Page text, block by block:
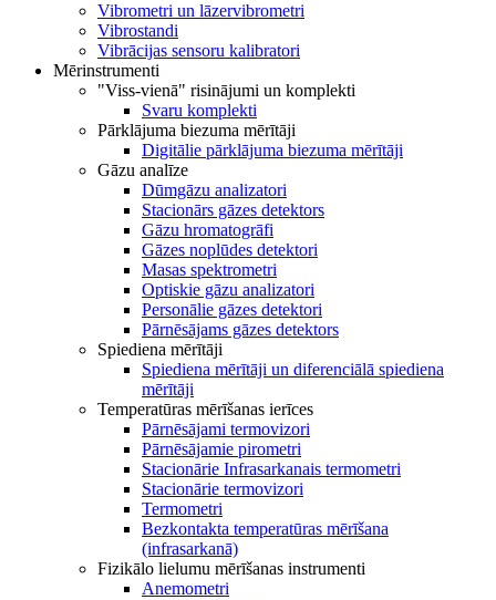
Vibrometri un lāzervibrometri
Vibrostandi
Vibrācijas sensoru kalibratori
Mērinstrumenti
"Viss-vienā" risinājumi un komplekti
Svaru komplekti
Pārklājuma biezuma mērītāji
Digitālie pārklājuma biezuma mērītāji
Gāzu analīze
Dūmgāzu analizatori
Stacionārs gāzes detektors
Gāzu hromatogrāfi
Gāzes noplūdes detektori
Masas spektrometri
Optiskie gāzu analizatori
Personālie gāzes detektori
Pārnēsājams gāzes detektors
Spiediena mērītāji
Spiediena mērītāji un diferenciālā spiediena
mērītāji
Temperatūras mērīšanas ierīces
Pārnēsājami termovizori
Pārnēsājamie pirometri
Stacionārie Infrasarkanais termometri
Stacionārie termovizori
Termometri
Bezkontakta temperatūras mērīšana
(infrasarkanā)
Fizikālo lielumu mērīšanas instrumenti
Anemometri